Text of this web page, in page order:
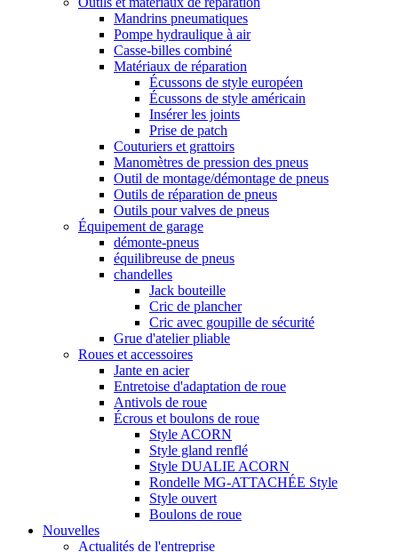
Mandrins pneumatiques
Pompe hydraulique à air
Casse-billes combiné
Matériaux de réparation
Écussons de style européen
Écussons de style américain
Insérer les joints
Prise de patch
Couturiers et grattoirs
Manomètres de pression des pneus
Outil de montage/démontage de pneus
Outils de réparation de pneus
Outils pour valves de pneus
Équipement de garage
démonte-pneus
équilibreuse de pneus
chandelles
Jack bouteille
Cric de plancher
Cric avec goupille de sécurité
Grue d'atelier pliable
Roues et accessoires
Jante en acier
Entretoise d'adaptation de roue
Antivols de roue
Écrous et boulons de roue
Style ACORN
Style gland renflé
Style DUALIE ACORN
Rondelle MG-ATTACHÉE Style
Style ouvert
Boulons de roue
Nouvelles
Actualités de l'entreprise